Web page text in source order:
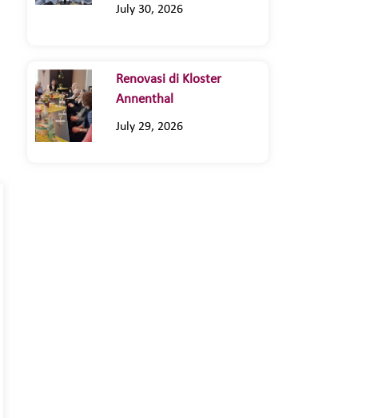
July 30, 2026
Renovasi di Kloster
Annenthal
July 29, 2026